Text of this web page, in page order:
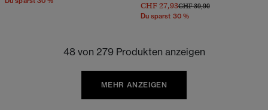
CHF 27,93Preis wurde reduziert von
CHF 39,90bis
Du sparst 30 %
48 von 279 Produkten anzeigen
MEHR ANZEIGEN